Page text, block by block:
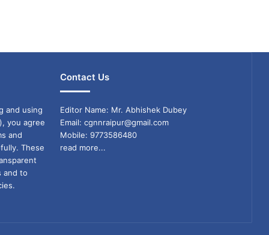
and using
you agree
and
These
and to
Contact Us
Editor Name: Mr. Abhishek Dubey
Email: cgnnraipur@gmail.com
Mobile: 9773586480
read more...